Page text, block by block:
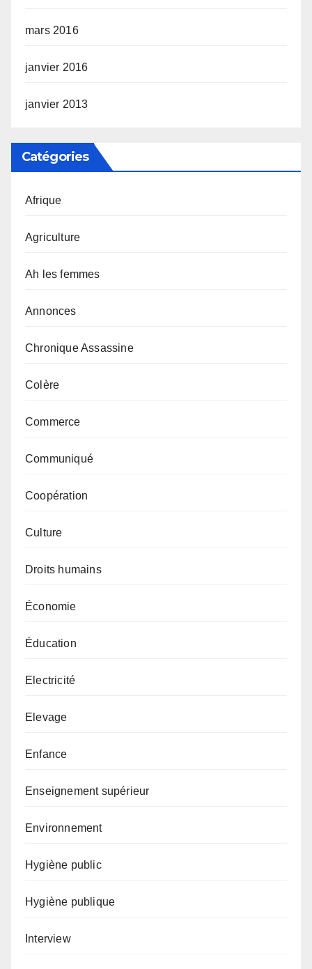
mars 2016
janvier 2016
janvier 2013
Catégories
Afrique
Agriculture
Ah les femmes
Annonces
Chronique Assassine
Colère
Commerce
Communiqué
Coopération
Culture
Droits humains
Économie
Éducation
Electricité
Elevage
Enfance
Enseignement supérieur
Environnement
Hygiène public
Hygiène publique
Interview